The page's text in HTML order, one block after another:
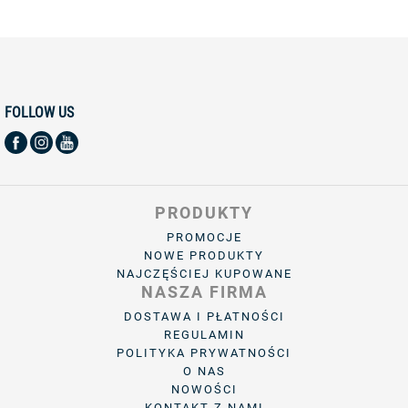
FOLLOW US
PRODUKTY
PROMOCJE
NOWE PRODUKTY
NAJCZĘŚCIEJ KUPOWANE
NASZA FIRMA
DOSTAWA I PŁATNOŚCI
REGULAMIN
POLITYKA PRYWATNOŚCI
O NAS
NOWOŚCI